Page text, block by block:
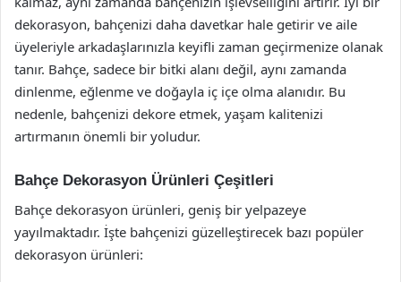
dekorasyon, bahçenizi daha davetkar hale getirir ve aile
üyeleriyle arkadaşlarınızla keyifli zaman geçirmenize olanak
tanır. Bahçe, sadece bir bitki alanı değil, aynı zamanda
dinlenme, eğlenme ve doğayla iç içe olma alanıdır. Bu
nedenle, bahçenizi dekore etmek, yaşam kalitenizi
artırmanın önemli bir yoludur.
Bahçe Dekorasyon Ürünleri Çeşitleri
Bahçe dekorasyon ürünleri, geniş bir yelpazeye
yayılmaktadır. İşte bahçenizi güzelleştirecek bazı popüler
dekorasyon ürünleri: